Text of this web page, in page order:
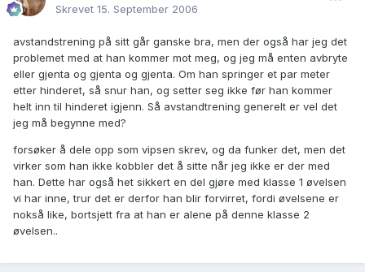
Skrevet 15. September 2006
avstandstrening på sitt går ganske bra, men der også har jeg det
problemet med at han kommer mot meg, og jeg må enten avbryte
eller gjenta og gjenta og gjenta. Om han springer et par meter
etter hinderet, så snur han, og setter seg ikke før han kommer
helt inn til hinderet igjenn. Så avstandtrening generelt er vel det
jeg må begynne med?
forsøker å dele opp som vipsen skrev, og da funker det, men det
virker som han ikke kobbler det å sitte når jeg ikke er der med
han. Dette har også het sikkert en del gjøre med klasse 1 øvelsen
vi har inne, trur det er derfor han blir forvirret, fordi øvelsene er
nokså like, bortsjett fra at han er alene på denne klasse 2
øvelsen..